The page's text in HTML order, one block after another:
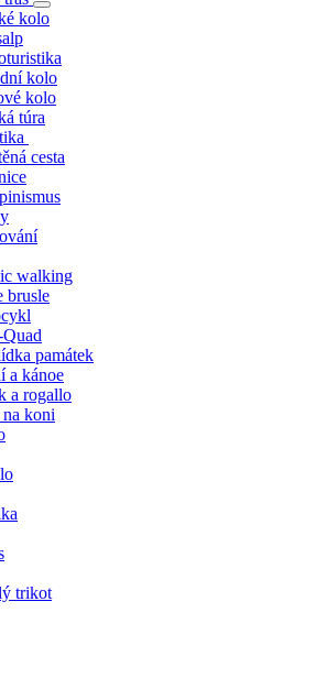
kolo
kolo
kolo
túra
cesta
walking
brusle
památek
a kánoe
a rogallo
na koni
trikot